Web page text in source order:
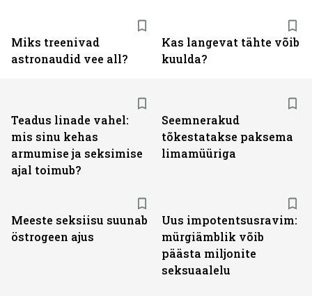
Miks treenivad
astronaudid vee all?
Kas langevat tähte võib
kuulda?
Teadus linade vahel:
mis sinu kehas
armumise ja seksimise
ajal toimub?
Seemnerakud
tõkestatakse paksema
limamüüriga
Meeste seksiisu suunab
östrogeen ajus
Uus impotentsusravim:
mürgiämblik võib
päästa miljonite
seksuaalelu